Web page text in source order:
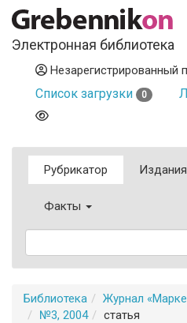
Электронная библиотека
Незарегистрированный
Список загрузки 0
Рубрикатор Издания
Факты
Библиотека
Журнал
№3, 2004
статья